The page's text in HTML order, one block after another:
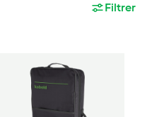
Filtrer